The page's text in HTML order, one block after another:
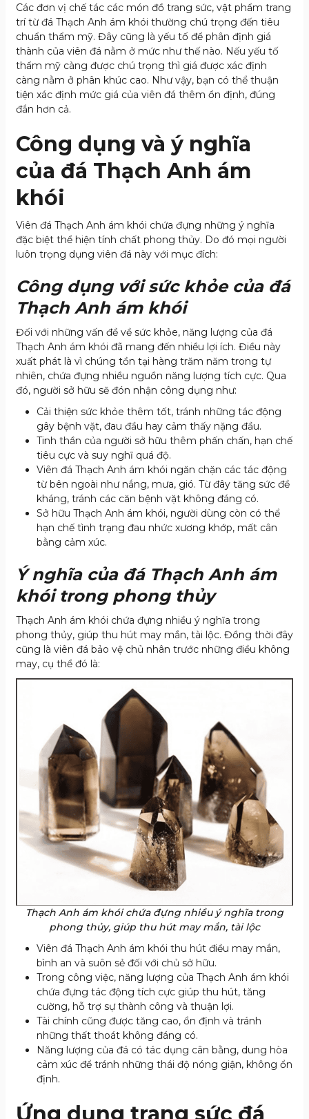
Các đơn vị chế tác các món đồ trang sức, vật phẩm trang
trí từ đá Thạch Anh ám khói thường chú trọng đến tiêu
chuẩn thẩm mỹ. Đây cũng là yếu tố để phân định giá
thành của viên đá nằm ở mức như thế nào. Nếu yếu tố
thẩm mỹ càng được chú trọng thì giá được xác định
càng nằm ở phân khúc cao. Như vậy, bạn có thể thuận
tiện xác định mức giá của viên đá thêm ổn định, đúng
đắn hơn cả.
Công dụng và ý nghĩa
của đá Thạch Anh ám
khói
Viên đá Thạch Anh ám khói chứa đựng những ý nghĩa
đặc biệt thể hiện tính chất phong thủy. Do đó mọi người
luôn trọng dụng viên đá này với mục đích:
Công dụng với sức khỏe của đá
Thạch Anh ám khói
Đối với những vấn đề về sức khỏe, năng lượng của đá
Thạch Anh ám khói đã mang đến nhiều lợi ích. Điều này
xuất phát là vì chúng tồn tại hàng trăm năm trong tự
nhiên, chứa đựng nhiều nguồn năng lượng tích cực. Qua
đó, người sở hữu sẽ đón nhận công dụng như:
Cải thiện sức khỏe thêm tốt, tránh những tác động
gây bệnh vặt, đau đầu hay cảm thấy nặng đầu.
Tinh thần của người sở hữu thêm phấn chấn, hạn chế
tiêu cực và suy nghĩ quá độ.
Viên đá Thạch Anh ám khói ngăn chặn các tác động
từ bên ngoài như nắng, mưa, gió. Từ đây tăng sức đề
kháng, tránh các căn bệnh vặt không đáng có.
Sở hữu Thạch Anh ám khói, người dùng còn có thể
hạn chế tình trạng đau nhức xương khớp, mất cân
bằng cảm xúc.
Ý nghĩa của đá Thạch Anh ám
khói trong phong thủy
Thạch Anh ám khói chứa đựng nhiều ý nghĩa trong
phong thủy, giúp thu hút may mắn, tài lộc. Đồng thời đây
cũng là viên đá bảo vệ chủ nhân trước những điều không
may, cụ thể đó là:
Thạch Anh ám khói chứa đựng nhiều ý nghĩa trong
phong thủy, giúp thu hút may mắn, tài lộc
Viên đá Thạch Anh ám khói thu hút điều may mắn,
bình an và suôn sẻ đối với chủ sở hữu.
Trong công việc, năng lượng của Thạch Anh ám khói
chứa đựng tác động tích cực giúp thu hút, tăng
cường, hỗ trợ sự thành công và thuận lợi.
Tài chính cũng được tăng cao, ổn định và tránh
những thất thoát không đáng có.
Năng lượng của đá có tác dụng cân bằng, dung hòa
cảm xúc để tránh những thái độ nóng giận, không ổn
định.